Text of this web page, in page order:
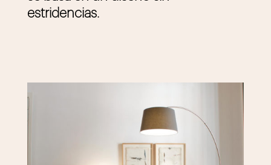
estridencias.